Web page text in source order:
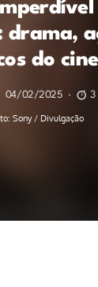
drama,
do
04/02/2025 3
Sony / Divulgação